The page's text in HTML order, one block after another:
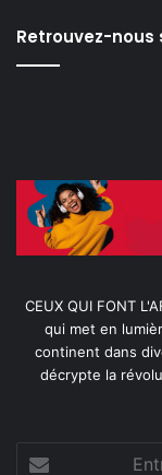
Retrouvez-nous
CEUX QUI FONT
qui met en
continent dans
décrypte la